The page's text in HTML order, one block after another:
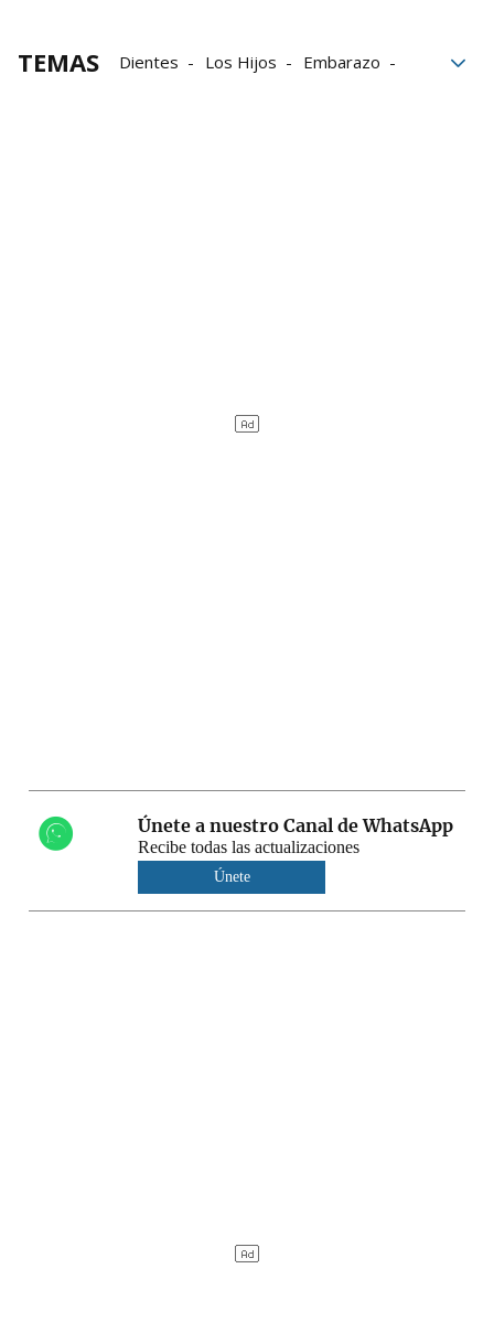
TEMAS Dientes Los Hijos
Embarazo
Únete a nuestro Canal de WhatsApp
Recibe todas las actualizaciones
Únete